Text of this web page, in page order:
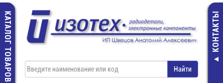
КАТАЛОГ ТОВАРОВ КОНТАКТЫ